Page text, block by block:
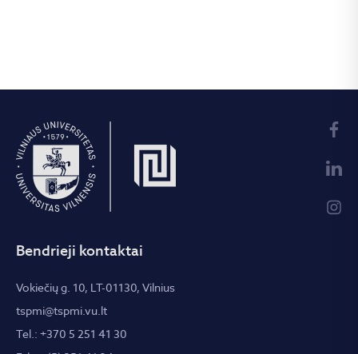
Bendrieji kontaktai
Vokiečių g. 10, LT-01130, Vilnius
tspmi@tspmi.vu.lt
Tel.: +370 5 251 41 30